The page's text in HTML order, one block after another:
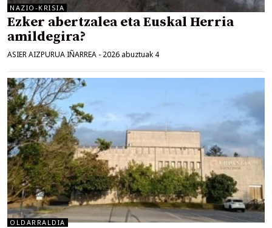
NAZIO-KRISIA
Ezker abertzalea eta Euskal Herria
amildegira?
ASIER AIZPURUA IÑARREA - 2026 abuztuak 4
OLDARRALDIA